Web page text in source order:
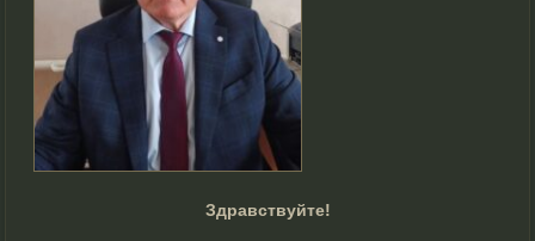
Здравствуйте!